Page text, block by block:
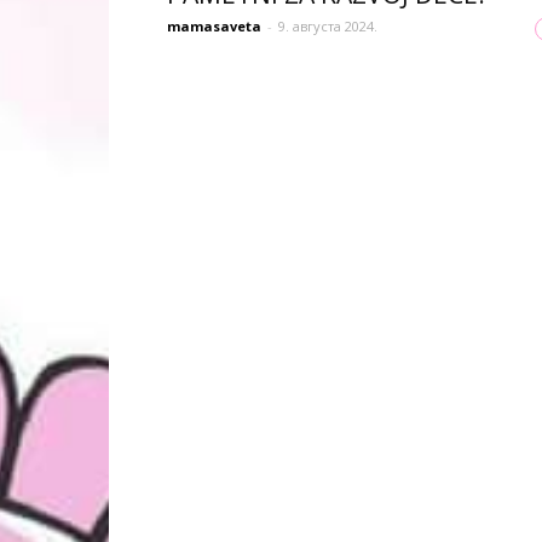
mamasaveta - 9. августа 2024.